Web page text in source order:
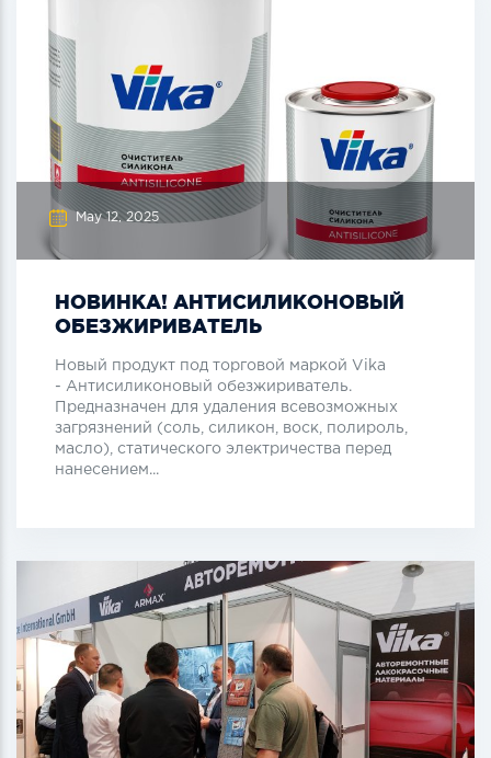
May 12, 2025
НОВИНКА! АНТИСИЛИКОНОВЫЙ
ОБЕЗЖИРИВАТЕЛЬ
Новый продукт под торговой маркой Vika
- Антисиликоновый обезжириватель.
Предназначен для удаления всевозможных
загрязнений (соль, силикон, воск, полироль,
масло), статического электричества перед
нанесением...